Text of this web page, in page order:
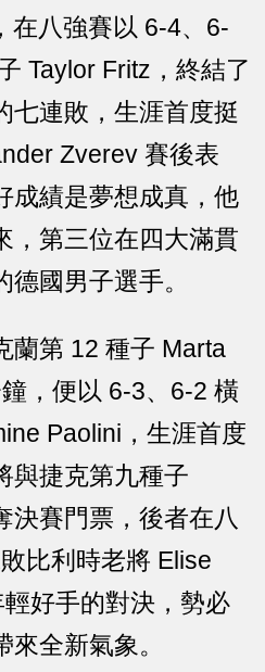
在八強賽以 6-4、6-
Taylor Fritz，終結了
七連敗，生涯首度挺
Zverev 賽後表
成績是夢想成真，他
，第三位在四大滿貫
國男子選手。
蘭第 12 種子 Marta
，便以 6-3、6-2 橫
Paolini，生涯首度
與捷克第九種子
決賽門票，後者在八
比利時老將 Elise
好手的對決，勢必
全新氣象。